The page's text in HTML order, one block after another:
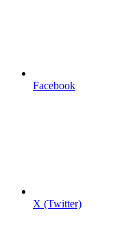
Facebook
X (Twitter)